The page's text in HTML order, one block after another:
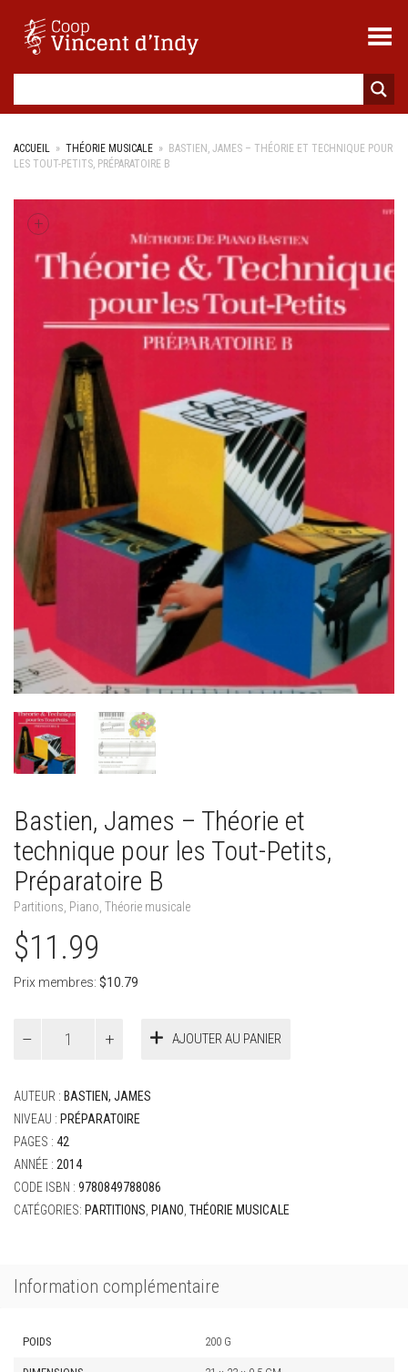
Toggle Menu
ACCUEIL » THÉORIE MUSICALE » BASTIEN, JAMES – THÉORIE ET TECHNIQUE POUR
LES TOUT-PETITS, PRÉPARATOIRE B
Bastien, James – Théorie et
technique pour les Tout-Petits,
Préparatoire B
Partitions, Piano, Théorie musicale
$11.99
Prix membres: $10.79
-
Théorie
et
technique
pour
les
Tout-
AJOUTER AU PANIER
AUTEUR : BASTIEN, JAMES
NIVEAU : PRÉPARATOIRE
PAGES : 42
ANNÉE : 2014
CODE ISBN : 9780849788086
CATÉGORIES: PARTITIONS, PIANO, THÉORIE MUSICALE
Information complémentaire
POIDS 200 G